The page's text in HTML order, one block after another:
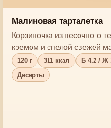
Малиновая тарталетка
Корзиночка из песочного
кремом и спелой свежей
120 г 311 ккал
Б 4.2 / Ж
Десерты